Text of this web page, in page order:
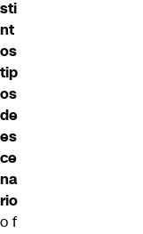
sti
nt
os
tip
os
de
es
ce
na
rio
o f